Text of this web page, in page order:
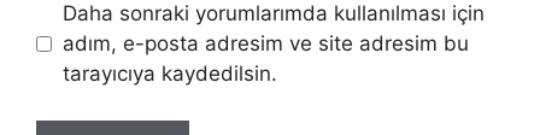
Daha sonraki yorumlarımda kullanılması için
adım, e-posta adresim ve site adresim bu
tarayıcıya kaydedilsin.